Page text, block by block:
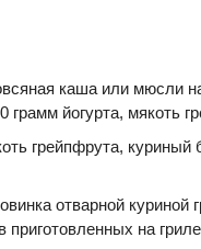
каша или мюсли
грамм йогурта, мякоть
грейпфрута, куриный
отварной куриной
приготовленных на